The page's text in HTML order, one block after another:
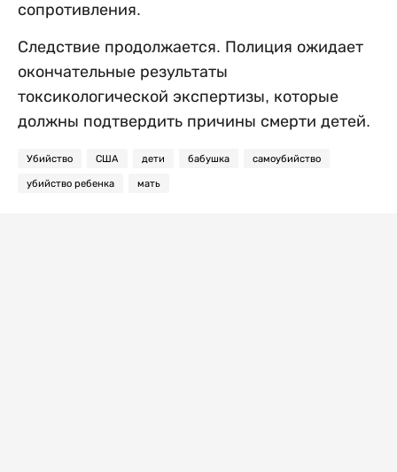
сопротивления.
Следствие продолжается. Полиция ожидает
окончательные результаты
токсикологической экспертизы, которые
должны подтвердить причины смерти детей.
Убийство США дети бабушка самоубийство
убийство ребенка мать